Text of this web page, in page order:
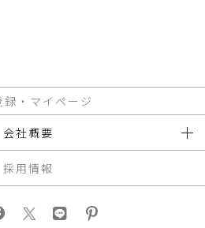
録・マイページ
会社概要
採用情報